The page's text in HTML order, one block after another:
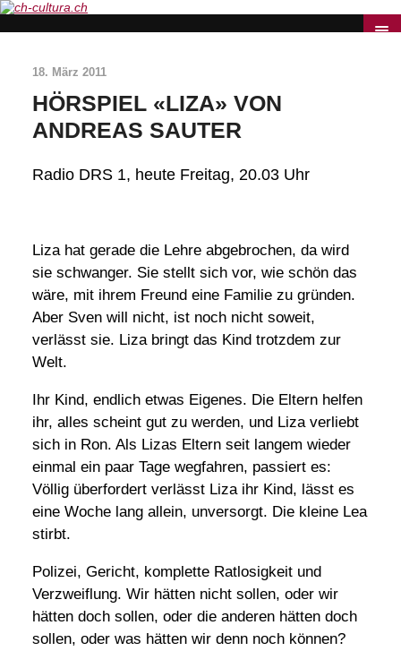
18. März 2011
HÖRSPIEL «LIZA» VON
ANDREAS SAUTER
Radio DRS 1, heute Freitag, 20.03 Uhr
Liza hat gerade die Lehre abgebrochen, da wird
sie schwanger. Sie stellt sich vor, wie schön das
wäre, mit ihrem Freund eine Familie zu gründen.
Aber Sven will nicht, ist noch nicht soweit,
verlässt sie. Liza bringt das Kind trotzdem zur
Welt.
Ihr Kind, endlich etwas Eigenes. Die Eltern helfen
ihr, alles scheint gut zu werden, und Liza verliebt
sich in Ron. Als Lizas Eltern seit langem wieder
einmal ein paar Tage wegfahren, passiert es:
Völlig überfordert verlässt Liza ihr Kind, lässt es
eine Woche lang allein, unversorgt. Die kleine Lea
stirbt.
Polizei, Gericht, komplette Ratlosigkeit und
Verzweiflung. Wir hätten nicht sollen, oder wir
hätten doch sollen, oder die anderen hätten doch
sollen, oder was hätten wir denn noch können?